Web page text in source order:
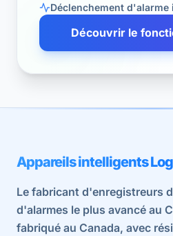
Déclenchement d'alarme
Découvrir le
Appareils intelligents
Le fabricant d'enregistreurs
d'alarmes le plus avancé au
fabriqué au Canada, avec